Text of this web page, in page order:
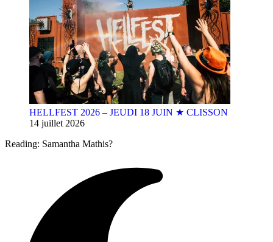
HELLFEST 2026 – JEUDI 18 JUIN ★ CLISSON
14 juillet 2026
Reading: Samantha Mathis?